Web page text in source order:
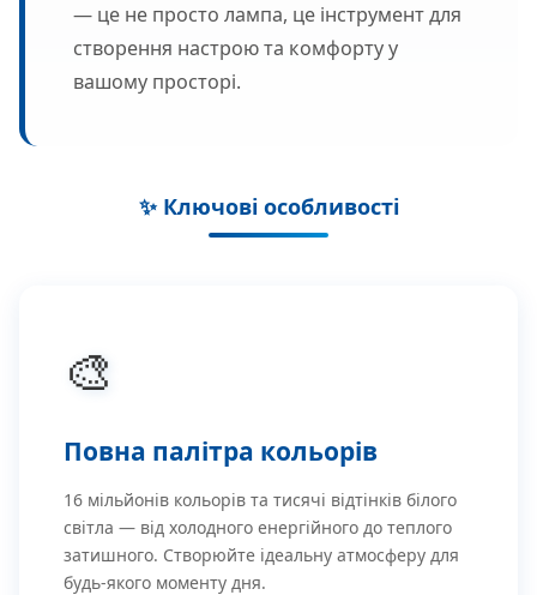
— це не просто лампа, це інструмент для
створення настрою та комфорту у
вашому просторі.
✨ Ключові особливості
🎨
Повна палітра кольорів
16 мільйонів кольорів та тисячі відтінків білого
світла — від холодного енергійного до теплого
затишного. Створюйте ідеальну атмосферу для
будь-якого моменту дня.